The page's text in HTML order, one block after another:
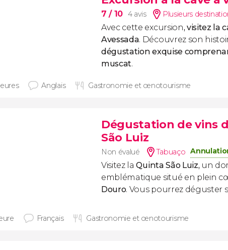
7/ 10 4 avis Plusieurs
Avec cette excursion, visitez la
Avessada. Découvrez son
dégustation exquise
muscat.
Anglais Gastronomie et œnotourisme
Dégustation de vins
São Luiz
Non évalué Tabuaço
Visitez laQuinta São Luiz, un
emblématique situé en plein
Douro. Vous pourrez déguster
Français Gastronomie et œnotourisme